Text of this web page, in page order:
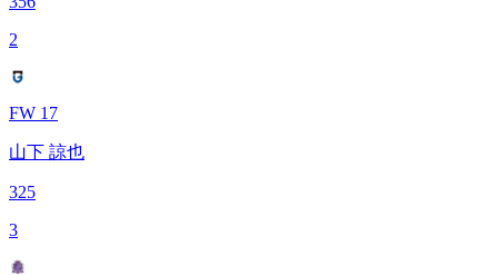
2
FW 17
山下 諒也
325
3